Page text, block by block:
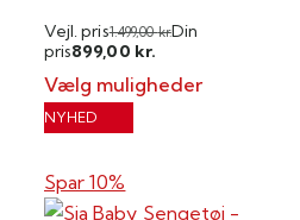
Vejl. pris1.499,00kr.Din
pris899,00 kr.
Vælg muligheder
Dette
har
flere
NYHED
Spar 10%